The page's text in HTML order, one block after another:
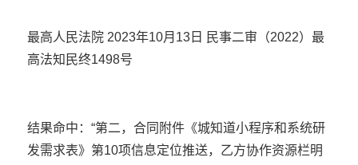
最高人民法院 2023年10月13日 民事二审（2022）最
高法知民终1498号
结果命中：“第二，合同附件《城知道小程序和系统研
发需求表》第10项信息定位推送，乙方协作资源栏明